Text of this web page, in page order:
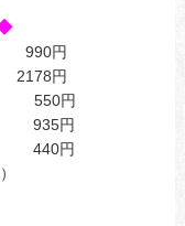
円
2178円
550円
935円
円